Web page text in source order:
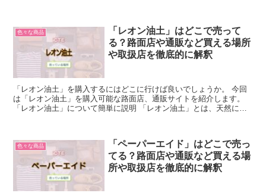
色々な商品
「レオン油土」はどこで売って
る？路面店や通販など買える場所
や取扱店を徹底的に解釈
「レオン油土」を購入するにはどこに行けば良いでしょうか。 今回
は「レオン油土」を購入可能な路面店、通販サイトを紹介します。
「レオン油土」について簡単に説明 「レオン油土」とは、天然に産
色々な商品
「ペーパーエイド」はどこで売っ
てる？路面店や通販など買える場
所や取扱店を徹底的に解釈